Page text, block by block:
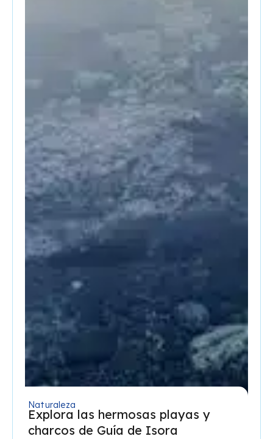
Naturaleza
Explora las hermosas playas y
charcos de Guía de Isora